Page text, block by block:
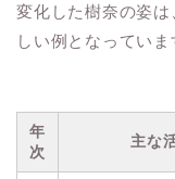
変化した樹奈の姿
しい例となっていま
年
次
主な